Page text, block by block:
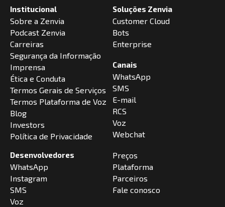
Institucional
Sobre a Zenvia
Podcast Zenvia
Carreiras
Segurança da Informação
Imprensa
Ética e Conduta
Termos Gerais de Serviços
Termos Plataforma de Voz
Blog
Investors
Política de Privacidade
Soluções Zenvia
Customer Cloud
Bots
Enterprise
Canais
WhatsApp
SMS
E-mail
RCS
Voz
Webchat
Desenvolvedores
WhatsApp
Instagram
SMS
Voz
Preços
Plataforma
Parceiros
Fale conosco